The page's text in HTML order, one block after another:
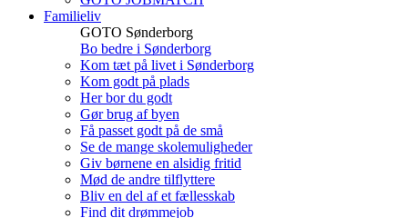
Familieliv
GOTO Sønderborg
Bo bedre i Sønderborg
Kom tæt på livet i Sønderborg
Kom godt på plads
Her bor du godt
Gør brug af byen
Få passet godt på de små
Se de mange skolemuligheder
Giv børnene en alsidig fritid
Mød de andre tilflyttere
Bliv en del af et fællesskab
Find dit drømmejob